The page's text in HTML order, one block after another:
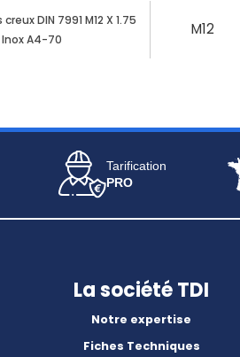
DIN 7991 M12 X 1.75
A4-70
M12
Tarification
PRO
La société TDI
Notre expertise
Fiches Techniques